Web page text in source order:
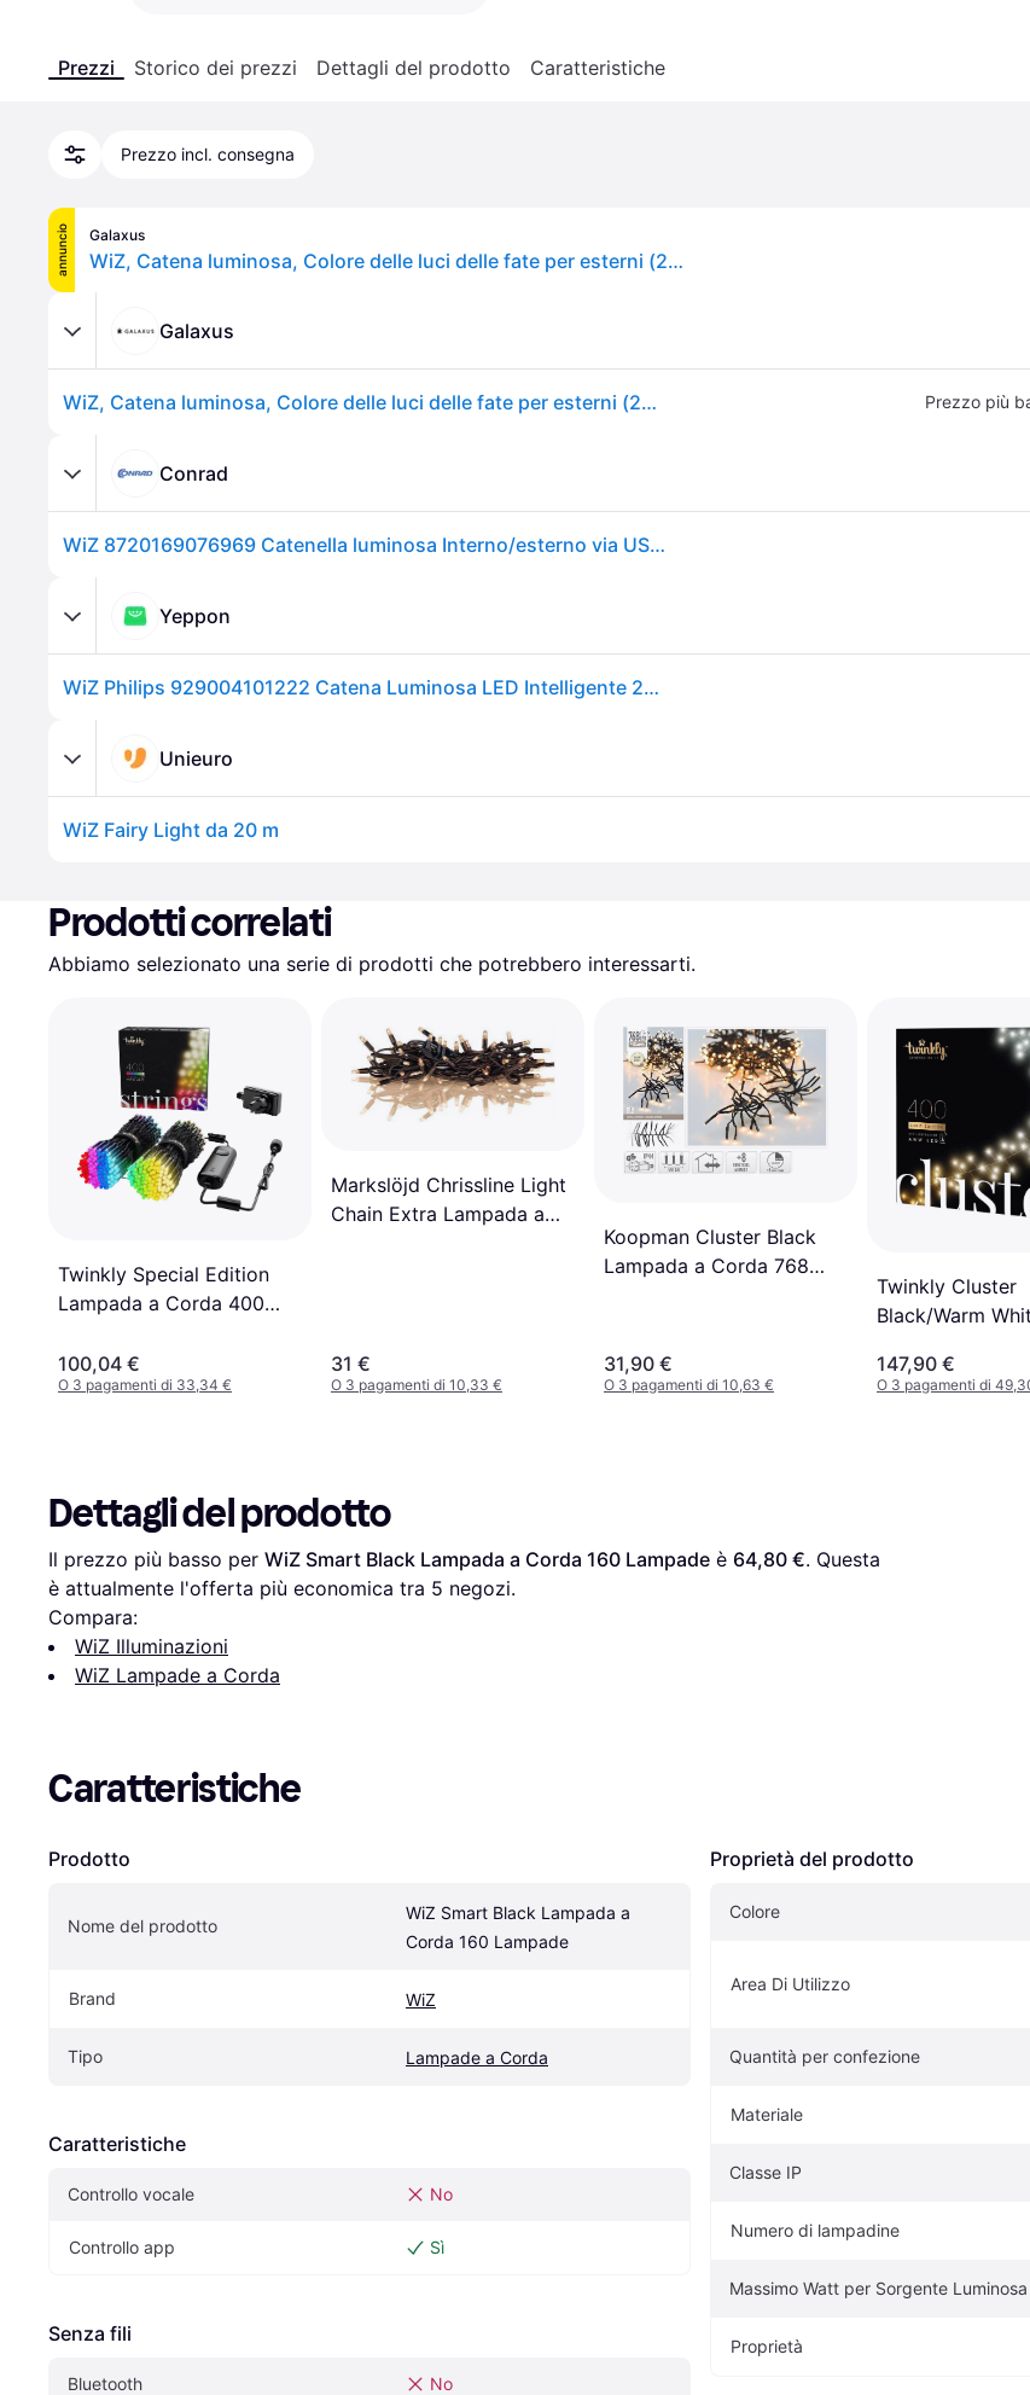
Prezzi Storico dei prezzi Dettagli del prodotto Caratteristiche
Prezzo incl. consegna
annuncio Galaxus
WiZ, Catena luminosa, Colore delle luci delle fate per esterni (20m)
Galaxus
WiZ, Catena luminosa, Colore delle luci delle fate per esterni (20m) Prezzo più
Conrad
WiZ 8720169076969 Catenella luminosa Interno/esterno via USB Numero di lampadine 160 LED (monocolore) RGB controllabile da app., con collegamento USB, Colore
Yeppon
WiZ Philips 929004101222 Catena Luminosa LED Intelligente 20 m Fairy Light
Unieuro
WiZ Fairy Light da 20 m
Prodotti correlati
Abbiamo selezionato una serie di prodotti che potrebbero interessarti.
Twinkly Special Edition
Lampada a Corda 400
100,04 €
O 3 pagamenti di 33,34 €
Markslöjd Chrissline Light
Chain Extra Lampada a
31 €
O 3 pagamenti di 10,33 €
Koopman Cluster Black
Lampada a Corda 768
31,90 €
O 3 pagamenti di 10,63 €
Twinkly Cluster
Black/Warm
400 Lampade
147,90 €
O 3 pagamenti di
Dettagli del prodotto
Il prezzo più basso per WiZ Smart Black Lampada a Corda 160 Lampade è 64,80 €. Questa
è attualmente l'offerta più economica tra 5 negozi.
Compara:
WiZ Illuminazioni
WiZ Lampade a Corda
Caratteristiche
Prodotto
Nome del prodotto
WiZ Smart Black Lampada a
Corda 160 Lampade
Brand WiZ
Tipo Lampade a Corda
Caratteristiche
Controllo vocale No
Controllo app Sì
Senza fili
Bluetooth No
Proprietà del prodotto
Colore
Area Di Utilizzo
Quantità per confezione
Materiale
Classe IP
Numero di lampadine
Massimo Watt per Sorgente Luminosa
Proprietà